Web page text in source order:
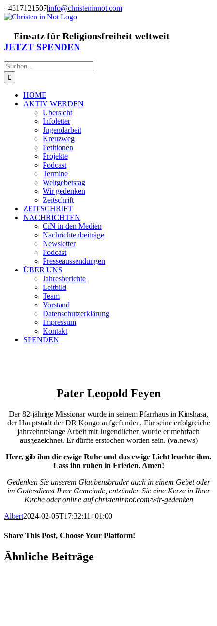
Zum
Inhalt
+4317121507|info@christeninnot.com
Facebook
Instagram
X
Spenden
Newsletter
Einsatz für Religionsfreiheit weltweit
JETZT SPENDEN
Suche
nach:
HOME
AKTIV WERDEN
Übersicht
Infoletter
Jugendarbeit
Kreuzweg
Petitionen
Projekte
Podcast
Termine
Weltgebetstag
Wir gedenken
Zeitschrift
ZEITSCHRIFT
NACHRICHTEN
CiN in den Medien
Nachrichtenbeiträge
Newsletter
Podcast
Presseaussendungen
ÜBER UNS
Jahresberichte
Leitbild
Team
Vorstand
Datenschutzerklärung
Impressum
Kontakt
SPENDEN
Pater Leopold Feyen
Der 82-jährige Missionar wurde in seinem Pfarrhaus in Kinshasa,
der Hauptstadt der DR Kongo aufgefunden. Für seine erfolgreiche
jahrzehntelange Arbeit mit Jugendlichen wurde er mehrfach
ausgezeichnet. Er dürfte erstochen worden sein. (va.news)
Herr, gib ihm die ewige Ruhe und das ewige Licht leuchte ihm.
Lass ihn ruhen in Frieden. Amen!
Gedenken Sie unserem Glaubensbruder auch in einem Gebet oder
im Gottesdienst Ihrer Gemeinde, entzünden Sie eine Kerze in Ihrer
Kirche oder online auf christeninnot.com/wir-gedenken
Albert2024-02-05T17:32:11+01:00
Share This Post, Choose Your Platform!
Facebook
X
WhatsApp
Pinterest
E-
Mail
Ähnliche Beiträge